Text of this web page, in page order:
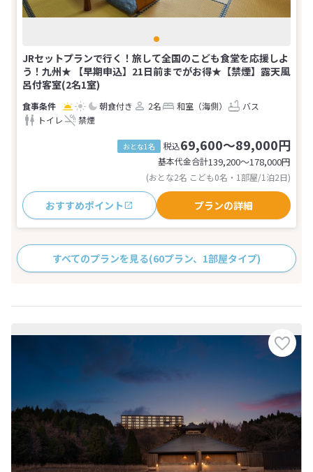
JRセットプランで行く！旅して全国のこども食堂を応援しよ
う！九州★ 【早期申込】21日前までがお得★【禁煙】露天風
呂付客室(2名1室)
朝食付き 2名 和室（海側）
バス
トイレ
禁煙
おとな1名 税込69,600～89,000円
基本代金合計139,200〜178,000円
(おとな2名 こども0名・1部屋/1泊2日)
おすすめポイント プランの詳細
すべてのプランを見る(60プラン、1部屋タイプ)